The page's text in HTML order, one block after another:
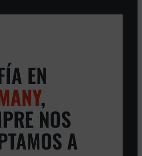
EN
,
NOS
A